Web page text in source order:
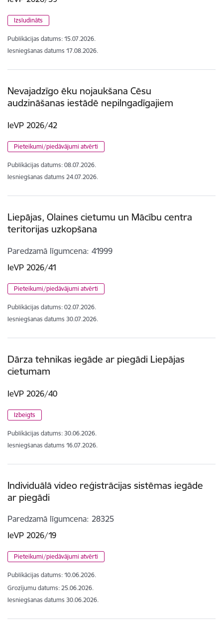
Izsludināts
Publikācijas datums: 15.07.2026.
Iesniegšanas datums 17.08.2026.
Nevajadzīgo ēku nojaukšana Cēsu
audzināšanas iestādē nepilngadīgajiem
IeVP 2026/42
Pieteikumi/piedāvājumi atvērti
Publikācijas datums: 08.07.2026.
Iesniegšanas datums 24.07.2026.
Liepājas, Olaines cietumu un Mācību centra
teritorijas uzkopšana
Paredzamā līgumcena 41999
IeVP 2026/41
Pieteikumi/piedāvājumi atvērti
Publikācijas datums: 02.07.2026.
Iesniegšanas datums 30.07.2026.
Dārza tehnikas iegāde ar piegādi Liepājas
cietumam
IeVP 2026/40
Izbeigts
Publikācijas datums: 30.06.2026.
Iesniegšanas datums 16.07.2026.
Individuālā video reģistrācijas sistēmas iegāde
ar piegādi
Paredzamā līgumcena 28325
IeVP 2026/19
Pieteikumi/piedāvājumi atvērti
Publikācijas datums: 10.06.2026.
Grozījumu datums: 25.06.2026.
Iesniegšanas datums 30.06.2026.